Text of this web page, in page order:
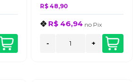
R$ 48,90
R$ 46,94 no Pix
- +